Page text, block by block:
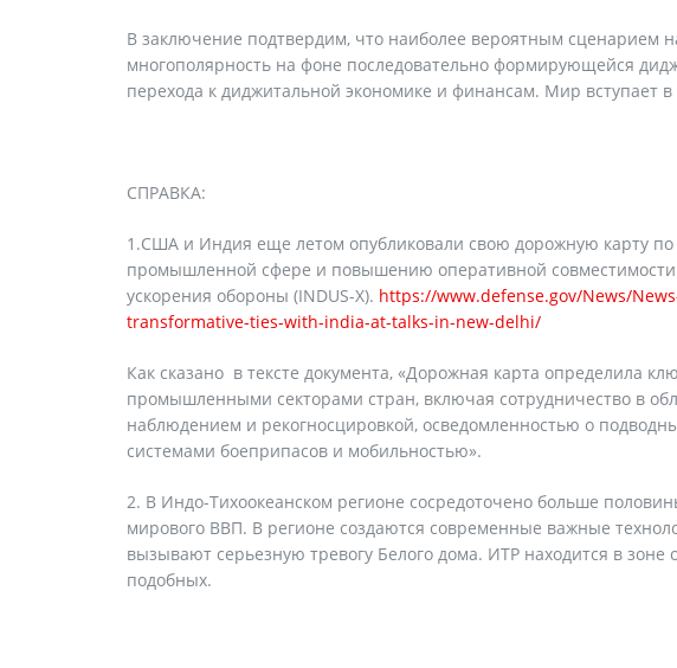
В заключение подтвердим, что наиболее вероятным сценарием
многополярность на фоне последовательно формирующейся
перехода к диджитальной экономике и финансам. Мир вступает
СПРАВКА:
1.США и Индия еще летом опубликовали свою дорожную карту
промышленной сфере и повышению оперативной совместимости
ускорения обороны (INDUS-X). https://www.defense.gov/News/
transformative-ties-with-india-at-talks-in-new-delhi/
Как сказано в тексте документа, «Дорожная карта определила
промышленными секторами стран, включая сотрудничество в
наблюдением и рекогносцировкой, осведомленностью о
системами боеприпасов и мобильностью».
В Индо-Тихоокеанском регионе сосредоточено больше
мирового ВВП. В регионе создаются современные важные
вызывают серьезную тревогу Белого дома. ИТР находится в
подобных.